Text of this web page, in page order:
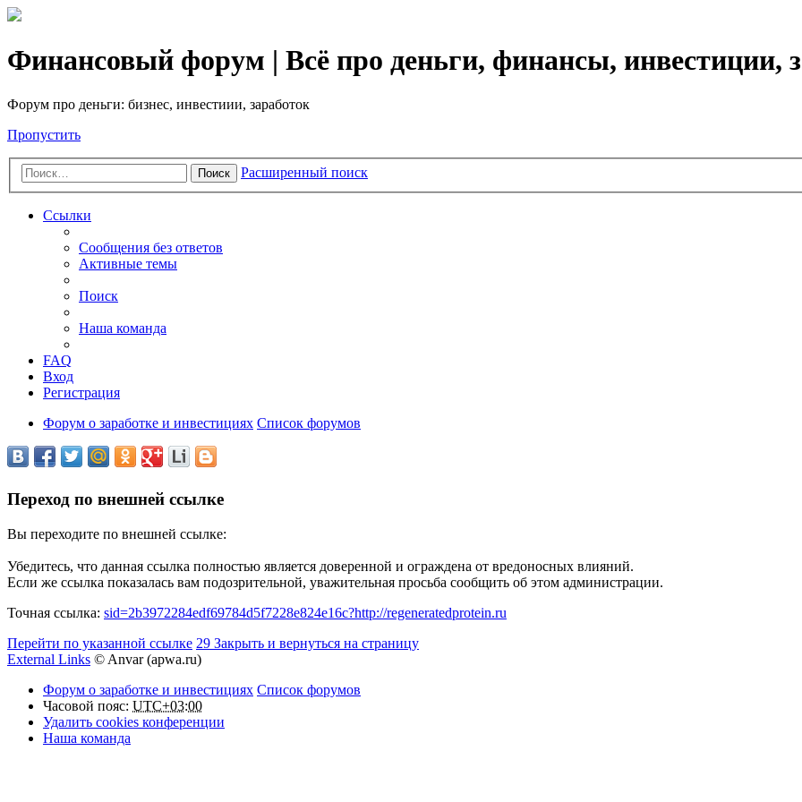
Финансовый форум | Всё про деньги, финансы, инвестиции,
Форум про деньги: бизнес, инвестиии, заработок
Пропустить
Поиск Расширенный поиск
Ссылки
Сообщения без ответов
Активные темы
Поиск
Наша команда
FAQ
Вход
Регистрация
Форум о заработке и инвестициях Список форумов
Переход по внешней ссылке
Вы переходите по внешней ссылке:
Убедитесь, что данная ссылка полностью является доверенной и ограждена от вредоносных влияний.
Если же ссылка показалась вам подозрительной, уважительная просьба сообщить об этом администрации.
Точная ссылка: sid=2b3972284edf69784d5f7228e824e16c?http://regeneratedprotein.ru
Перейти по указанной ссылке 29 Закрыть и вернуться на страницу
External Links © Anvar (apwa.ru)
Форум о заработке и инвестициях Список форумов
Часовой пояс: UTC+03:00
Удалить cookies конференции
Наша команда